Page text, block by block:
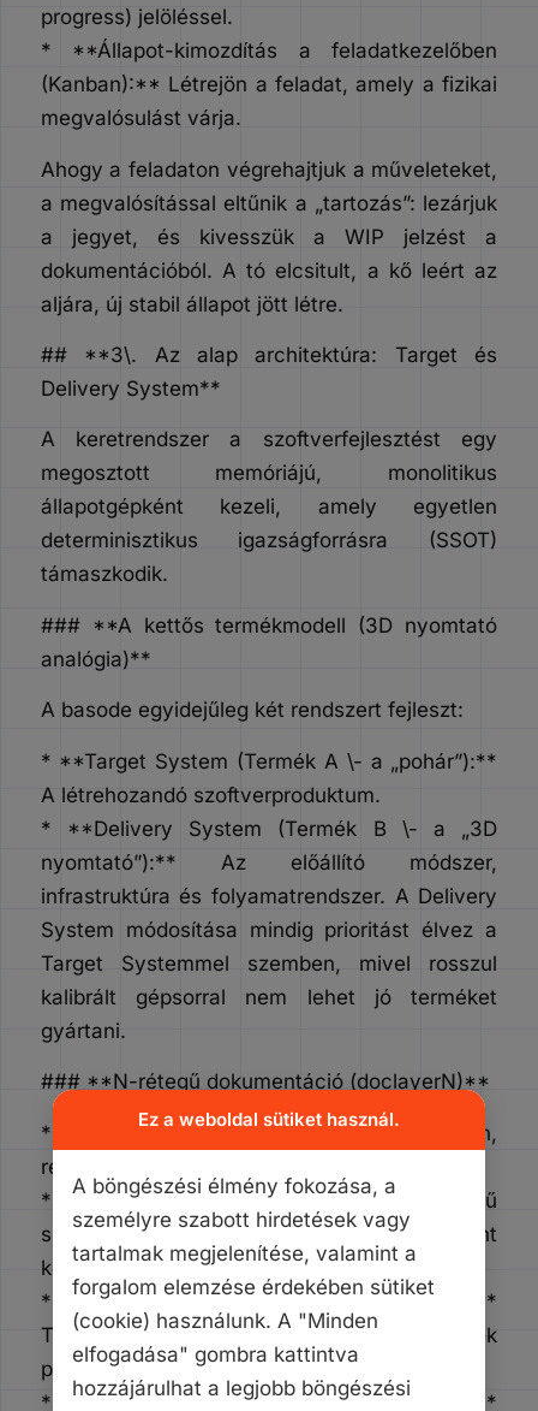
progress) jelöléssel.
* **Állapot-kimozdítás a feladatkezelőben
(Kanban):** Létrejön a feladat, amely a fizikai
megvalósulást várja.
Ahogy a feladaton végrehajtjuk a műveleteket,
a megvalósítással eltűnik a „tartozás”: lezárjuk
a jegyet, és kivesszük a WIP jelzést a
dokumentációból. A tó elcsitult, a kő leért az
aljára, új stabil állapot jött létre.
## **3\. Az alap architektúra: Target és
Delivery System**
A keretrendszer a szoftverfejlesztést egy
megosztott memóriájú, monolitikus
állapotgépként kezeli, amely egyetlen
determinisztikus igazságforrásra (SSOT)
támaszkodik.
### **A kettős termékmodell (3D nyomtató
analógia)**
A basode egyidejűleg két rendszert fejleszt:
* **Target System (Termék A \- a „pohár”):**
A létrehozandó szoftverproduktum.
* **Delivery System (Termék B \- a „3D
nyomtató”):** Az előállító módszer,
infrastruktúra és folyamatrendszer. A Delivery
System módosítása mindig prioritást élvez a
Target Systemmel szemben, mivel rosszul
kalibrált gépsorral nem lehet jó terméket
gyártani.
### **N-rétegű dokumentáció (doclayerN)**
* **doclayer0 (Ideák):** Strukturálatlan,
rendszeren kívüli igények (a repülő kő).
* **doclayer1 (TargetSpec):** Irodalmi szintű
specifikáció, a globális SSOT (a becsobbant
kő).
* **doclayer2…N-2 (Átmeneti modellek):**
Technikai specifikációk, ábrák, ahol az aktorok
pontosítják a feladatot.
* **doclayerN-a (Aktív implementáció):**
Ez a weboldal sütiket használ.
A böngészési élmény fokozása, a
személyre szabott hirdetések vagy
tartalmak megjelenítése, valamint a
forgalom elemzése érdekében sütiket
(cookie) használunk. A "Minden
elfogadása" gombra kattintva
hozzájárulhat a legjobb böngészési